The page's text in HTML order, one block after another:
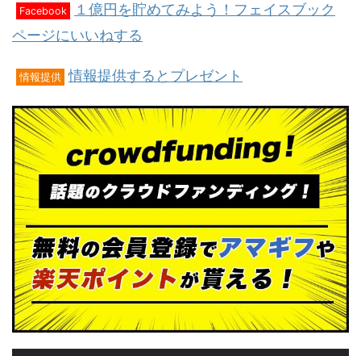
Facebook
１億円を貯めてみよう！フェイスブック
ページにいいねする
情報提供 情報提供するとプレゼント